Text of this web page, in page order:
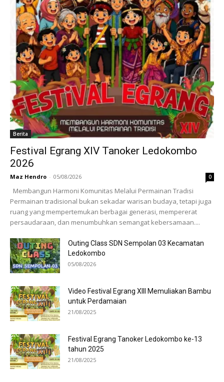
Berita
Festival Egrang XIV Tanoker Ledokombo
2026
Maz Hendro - 05/08/2026 0
Membangun Harmoni Komunitas Melalui Permainan Tradisi
Permainan tradisional bukan sekadar warisan budaya, tetapi juga
ruang yang mempertemukan berbagai generasi, mempererat
persaudaraan, dan menumbuhkan semangat kebersamaan....
Outing Class SDN Sempolan 03 Kecamatan
Ledokombo
05/08/2026
Video Festival Egrang XIII Memuliakan Bambu
untuk Perdamaian
21/08/2025
Festival Egrang Tanoker Ledokombo ke-13
tahun 2025
21/08/2025